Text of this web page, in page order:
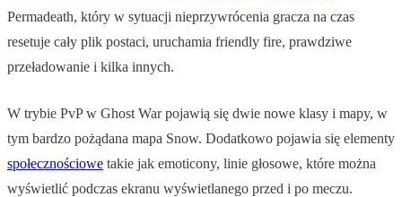
Permadeath, który w sytuacji nieprzywrócenia gracza na czas
resetuje cały plik postaci, uruchamia friendly fire, prawdziwe
przeładowanie i kilka innych.
W trybie PvP w Ghost War pojawią się dwie nowe klasy i mapy, w
tym bardzo pożądana mapa Snow. Dodatkowo pojawia się elementy
społecznościowe takie jak emoticony, linie głosowe, które można
wyświetlić podczas ekranu wyświetlanego przed i po meczu.